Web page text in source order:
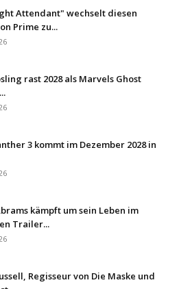
Attendant" wechselt diesen
Prime zu...
rast 2028 als Marvels Ghost
3 kommt im Dezember 2028 in
kämpft um sein Leben im
Trailer...
Regisseur von Die Maske und